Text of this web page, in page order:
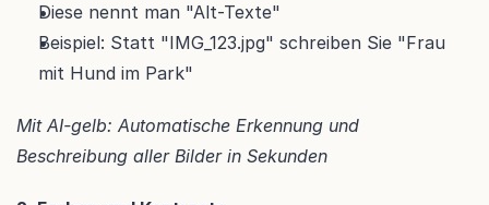
Diese nennt man "Alt-Texte"
Beispiel: Statt "IMG_123.jpg" schreiben Sie "Frau
mit Hund im Park"
Mit AI-gelb: Automatische Erkennung und
Beschreibung aller Bilder in Sekunden